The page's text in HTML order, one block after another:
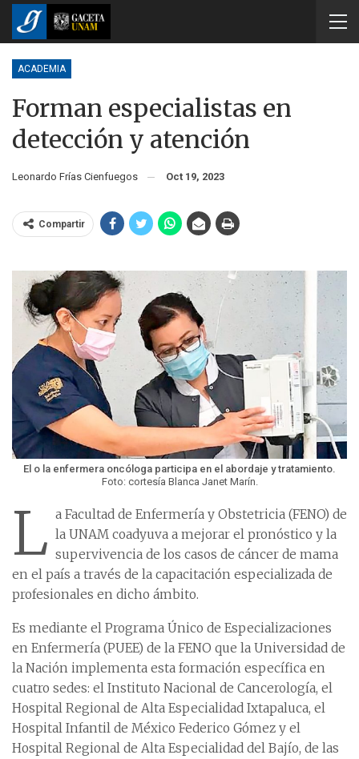
ACADEMIA
Forman especialistas en
detección y atención
Leonardo Frías Cienfuegos Oct 19, 2023
Compartir
El o la enfermera oncóloga participa en el abordaje y tratamiento.
Foto: cortesía Blanca Janet Marín.
L a Facultad de Enfermería y Obstetricia (FENO) de
la UNAM coadyuva a mejorar el pronóstico y la
supervivencia de los casos de cáncer de mama
en el país a través de la capacitación especializada de
profesionales en dicho ámbito.
Es mediante el Programa Único de Especializaciones
en Enfermería (PUEE) de la FENO que la Universidad de
la Nación implementa esta formación específica en
cuatro sedes: el Instituto Nacional de Cancerología, el
Hospital Regional de Alta Especialidad Ixtapaluca, el
Hospital Infantil de México Federico Gómez y el
Hospital Regional de Alta Especialidad del Bajío, de las